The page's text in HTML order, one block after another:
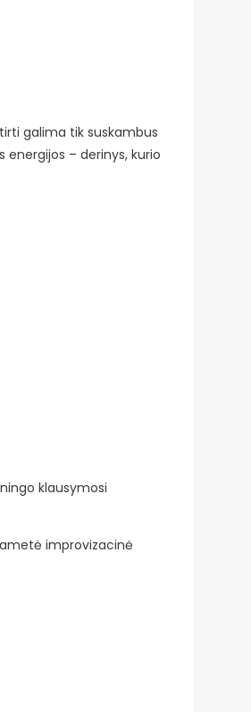
galima tik suskambus
energijos – derinys, kurio
klausymosi
improvizacinė